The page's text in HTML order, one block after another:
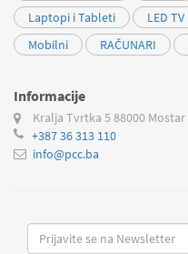
Laptopi i Tableti
LED TV
Mobilni
RAČUNARI
Informacije
Kralja Tvrtka 5 88000 Mostar
+387 36 313 110
info@pcc.ba